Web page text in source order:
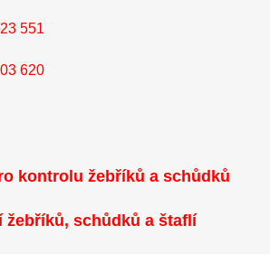
551
620
kontrolu žebříků a schůdků
žebříků, schůdků a štaflí